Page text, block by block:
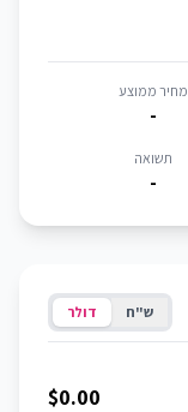
מחיר ממוצע
-
תשואה
-
ש"ח דולר
$0.00